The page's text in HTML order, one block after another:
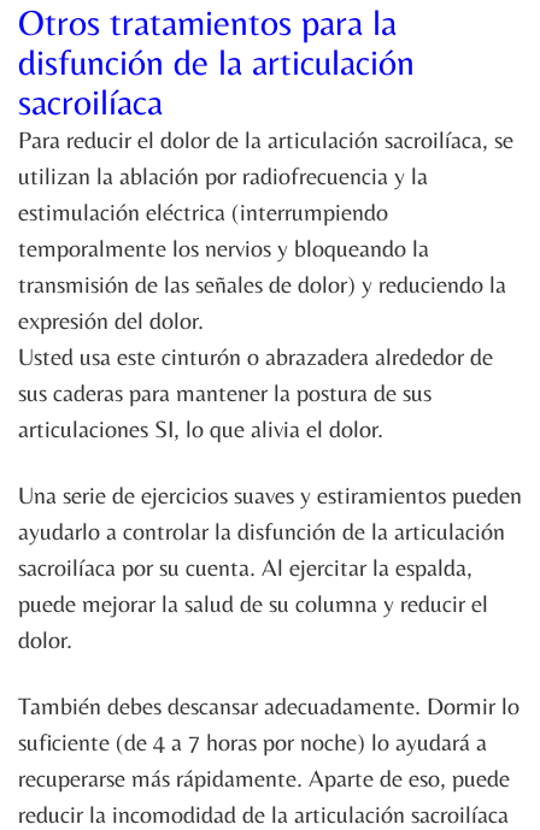
Otros tratamientos para la
disfunción de la articulación
sacroilíaca
Para reducir el dolor de la articulación sacroilíaca, se
utilizan la ablación por radiofrecuencia y la
estimulación eléctrica (interrumpiendo
temporalmente los nervios y bloqueando la
transmisión de las señales de dolor) y reduciendo la
expresión del dolor.
Usted usa este cinturón o abrazadera alrededor de
sus caderas para mantener la postura de sus
articulaciones SI, lo que alivia el dolor.
Una serie de ejercicios suaves y estiramientos pueden
ayudarlo a controlar la disfunción de la articulación
sacroilíaca por su cuenta. Al ejercitar la espalda,
puede mejorar la salud de su columna y reducir el
dolor.
También debes descansar adecuadamente. Dormir lo
suficiente (de 4 a 7 horas por noche) lo ayudará a
recuperarse más rápidamente. Aparte de eso, puede
reducir la incomodidad de la articulación sacroilíaca